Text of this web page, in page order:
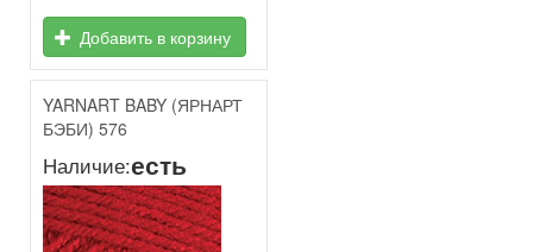
Добавить в корзину
YARNART BABY (ЯРНАРТ
БЭБИ) 576
Наличие:есть